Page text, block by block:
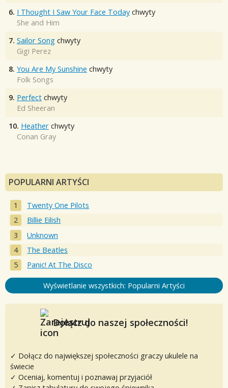
6. I Thought I Saw Your Face Today chwyty
She and Him
7. Sailor Song chwyty
Gigi Perez
8. You Are My Sunshine chwyty
Folk Songs
9. Perfect chwyty
Ed Sheeran
10. Heather chwyty
Conan Gray
POPULARNI ARTYŚCI
Twenty One Pilots
Billie Eilish
Unknown
The Beatles
Panic! At The Disco
Wyświetlanie wszystkich: Popularni Artyści
Dołącz do naszej społeczności!
✓ Dołącz do największej społeczności graczy ukulele na
świecie
✓ Oceniaj, komentuj i poznawaj przyjaciół